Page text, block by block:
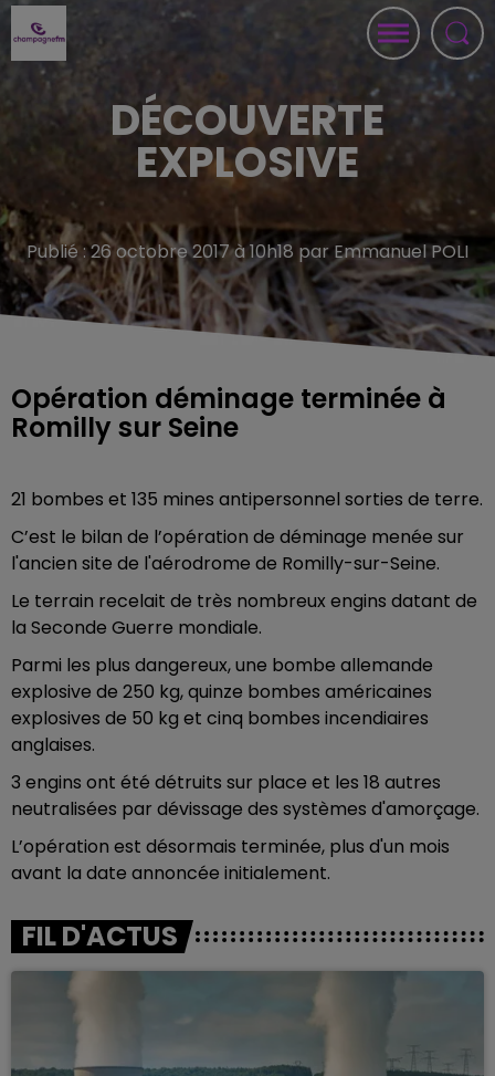
DÉCOUVERTE
EXPLOSIVE
Publié : 26 octobre 2017 à 10h18 par Emmanuel POLI
Opération déminage terminée à
Romilly sur Seine
21 bombes et 135 mines antipersonnel sorties de terre.
C’est le bilan de l’opération de déminage menée sur
l'ancien site de l'aérodrome de Romilly-sur-Seine.
Le terrain recelait de très nombreux engins datant de
la Seconde Guerre mondiale.
Parmi les plus dangereux, une bombe allemande
explosive de 250 kg, quinze bombes américaines
explosives de 50 kg et cinq bombes incendiaires
anglaises.
3 engins ont été détruits sur place et les 18 autres
neutralisées par dévissage des systèmes d'amorçage.
L’opération est désormais terminée, plus d'un mois
avant la date annoncée initialement.
FIL D'ACTUS